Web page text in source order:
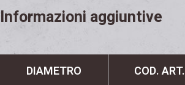
Informazioni aggiuntive
DIAMETRO COD. ART.